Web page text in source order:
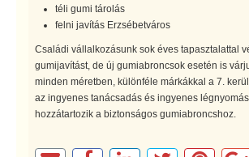
téli gumi tárolás
felni javítás Erzsébetváros
Családi vállalkozásunk sok éves tapasztalattal
gumijavítást, de új gumiabroncsok esetén is
minden méretben, különféle márkákkal a 7.
az ingyenes tanácsadás és ingyenes
hozzátartozik a biztonságos gumiabroncshoz.